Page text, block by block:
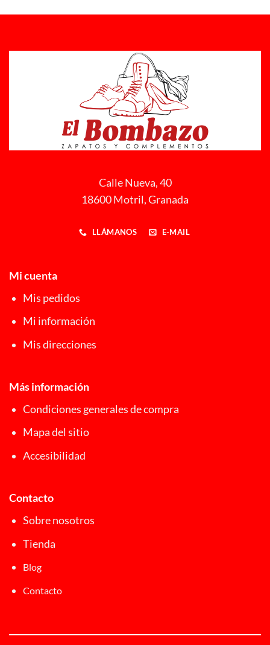
Calle Nueva, 40
18600 Motril, Granada
LLÁMANOS E-MAIL
Mi cuenta
Mis pedidos
Mi información
Mis direcciones
Más información
Condiciones generales de compra
Mapa del sitio
Accesibilidad
Contacto
Sobre nosotros
Tienda
Blog
Contacto